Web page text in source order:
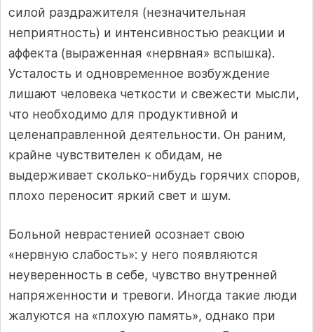
силой раздражителя (незначительная
неприятность) и интенсивностью реакции и
аффекта (выраженная «нервная» вспышка).
Усталость и одновременное возбуждение
лишают человека четкости и свежести мысли,
что необходимо для продуктивной и
целенаправленной деятельности. Он раним,
крайне чувствителен к обидам, не
выдерживает сколько-нибудь горячих споров,
плохо переносит яркий свет и шум.
Больной неврастенией осознает свою
«нервную слабость»: у него появляются
неуверенность в себе, чувство внутренней
напряженности и тревоги. Иногда такие люди
жалуются на «плохую память», однако при